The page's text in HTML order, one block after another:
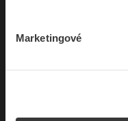
Marketingové
Elfetex, spol. s r.o.
Plzeň 312 00
DIČ: CZ40524485